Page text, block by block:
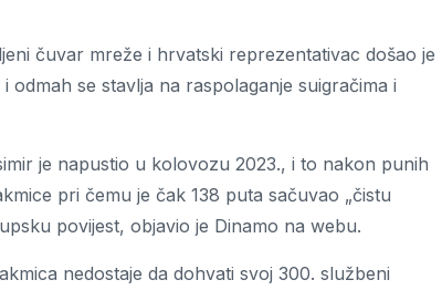
čuvar mreže i hrvatski reprezentativac došao je
se stavlja na raspolaganje suigračima i
je napustio u kolovozu 2023., i to nakon punih
pri čemu je čak 138 puta sačuvao „čistu
povijest, objavio je Dinamo na webu.
nedostaje da dohvati svoj 300. službeni